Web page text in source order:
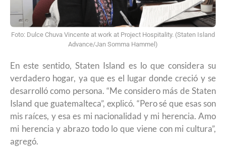
Foto: Dulce Chuva Vincente at work at Project Hospitality. (Staten Island
Advance/Jan Somma Hammel)
En este sentido, Staten Island es lo que considera su
verdadero hogar, ya que es el lugar donde creció y se
desarrolló como persona. “Me considero más de Staten
Island que guatemalteca”, explicó. “Pero sé que esas son
mis raíces, y esa es mi nacionalidad y mi herencia. Amo
mi herencia y abrazo todo lo que viene con mi cultura”,
agregó.